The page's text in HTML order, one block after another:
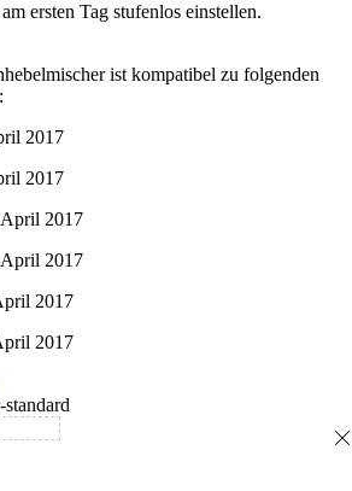
ersten Tag stufenlos einstellen.
ist kompatibel zu folgenden
2017
2017
April 2017
April 2017
2017
2017